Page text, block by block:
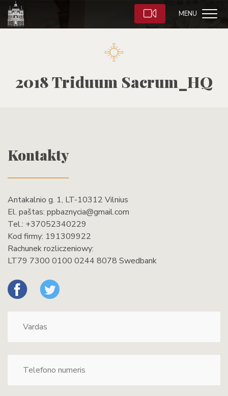
MENU
2018 Triduum Sacrum_HQ
Kontakty
Antakalnio g. 1, LT-10312 Vilnius
El. paštas: ppbaznycia@gmail.com
Tel.: +37052340229
Kod firmy: 191309922
Rachunek rozliczeniowy:
LT79 7300 0100 0244 8078 Swedbank